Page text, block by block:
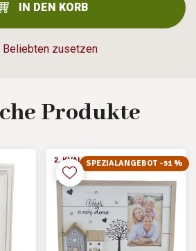
Beliebten zusetzen
IN DEN KORB
Produkte
SPEZIALANGEBOT -51 %